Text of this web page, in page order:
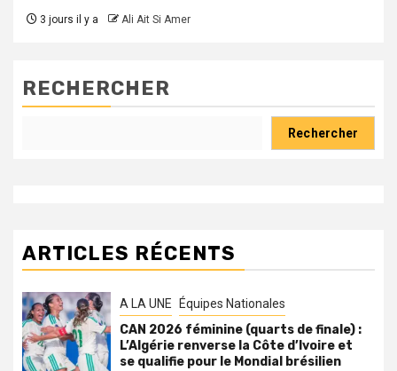
3 jours il y a Ali Ait Si Amer
RECHERCHER
Rechercher
ARTICLES RÉCENTS
A LA UNE Équipes Nationales
CAN 2026 féminine (quarts de finale) :
L’Algérie renverse la Côte d’Ivoire et
se qualifie pour le Mondial brésilien